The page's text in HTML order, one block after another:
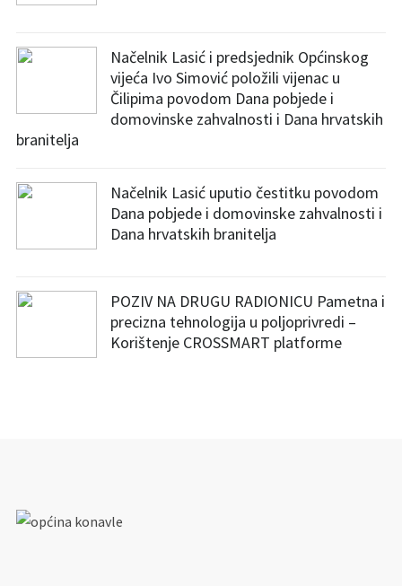
Načelnik Lasić i predsjednik Općinskog
vijeća Ivo Simović položili vijenac u
Čilipima povodom Dana pobjede i
domovinske zahvalnosti i Dana hrvatskih
branitelja
Načelnik Lasić uputio čestitku povodom
Dana pobjede i domovinske zahvalnosti i
Dana hrvatskih branitelja
POZIV NA DRUGU RADIONICU Pametna i
precizna tehnologija u poljoprivredi –
Korištenje CROSSMART platforme